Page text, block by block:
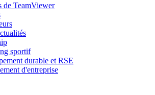
de TeamViewer
sportif
durable et RSE
d'entreprise